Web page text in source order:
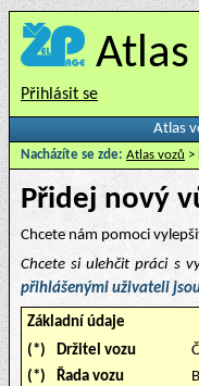
Atlas
Přihlásit se
Atlas
Nacházíte se zde: Atlas vozů >
Přidej nový
Chcete nám pomoci
Chcete si ulehčit práci s
přihlášenými uživateli
Základní údaje
(*)
Držitel vozu
(*)
Řada vozu